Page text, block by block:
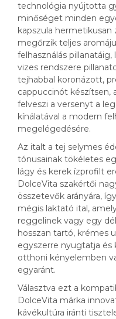
technológia nyújtotta
minőséget minden
kapszula hermetikusan
megőrzik teljes
felhasználás
vizes rendszere
tejhabbal koronázott,
cappuccinót készítsen,
felveszi a versenyt a
kínálatával a modern
megelégedésére.
Az italt a tej selymes
tónusainak tökéletes
lágy és kerek ízprofilt
DolceVita szakértői
összetevők arányára,
mégis laktató ital,
reggelinek vagy egy
hosszan tartó, krémes
egyszerre nyugtatja
otthoni kényelemben
egyaránt.
Választva ezt a
DolceVita márka
kávékultúra iránti